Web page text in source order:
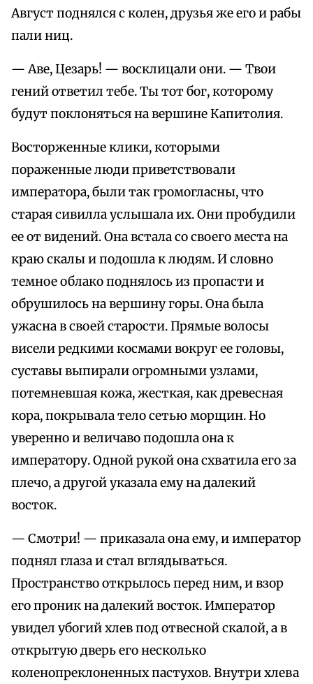
Август поднялся с колен, друзья же его и рабы
пали ниц.
— Аве, Цезарь! — восклицали они. — Твои
гений ответил тебе. Ты тот бог, которому
будут поклоняться на вершине Капитолия.
Восторженные клики, которыми
пораженные люди приветствовали
императора, были так громогласны, что
старая сивилла услышала их. Они пробудили
ее от видений. Она встала со своего места на
краю скалы и подошла к людям. И словно
темное облако поднялось из пропасти и
обрушилось на вершину горы. Она была
ужасна в своей старости. Прямые волосы
висели редкими космами вокруг ее головы,
суставы выпирали огромными узлами,
потемневшая кожа, жесткая, как древесная
кора, покрывала тело сетью морщин. Но
уверенно и величаво подошла она к
императору. Одной рукой она схватила его за
плечо, а другой указала ему на далекий
восток.
— Смотри! — приказала она ему, и император
поднял глаза и стал вглядываться.
Пространство открылось перед ним, и взор
его проник на далекий восток. Император
увидел убогий хлев под отвесной скалой, а в
открытую дверь его несколько
коленопреклоненных пастухов. Внутри хлева